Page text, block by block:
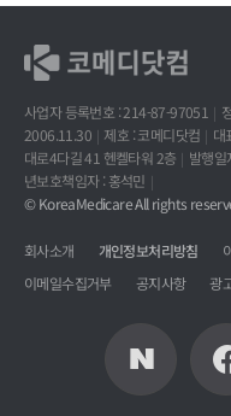
사업자 등록번호 : 214-87-97051
2006.11.30
제호 : 코메디닷컴 대
대로4다길 41 헨켈타워 2층
발행
년보호책임자 : 홍석민
© KoreaMedicare All rights
회사소개 개인정보처리방침
이메일수집거부
공지사항 광